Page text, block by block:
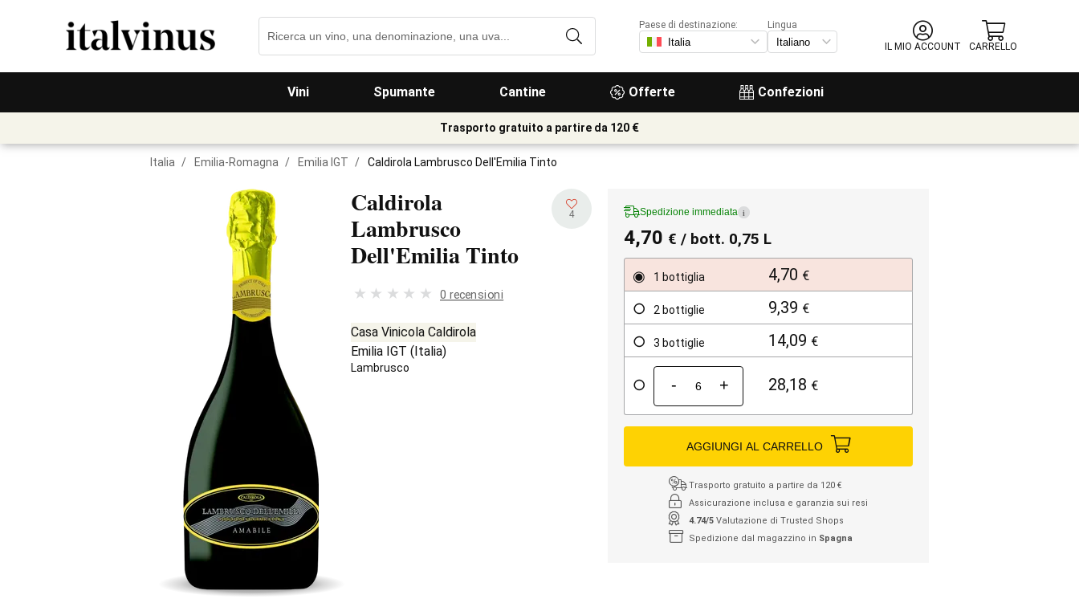
Vini Spumante Cantine Offerte Confezioni
Paese di destinazione:
Lingua
IL MIO ACCOUNT
CARRELLO
Trasporto gratuito a partire da 120 €
Italia / Emilia-Romagna / Emilia IGT / Caldirola Lambrusco Dell'Emilia Tinto
Caldirola
Lambrusco
Dell'Emilia Tinto
4
0 recensioni
Casa Vinicola Caldirola
Emilia IGT (Italia)
Lambrusco
Spedizione immediata i
4,70 € / bott. 0,75 L
1 bottiglia 4,70 €
2 bottiglie 9,39 €
3 bottiglie 14,09 €
- + 28,18 €
AGGIUNGI AL CARRELLO
Trasporto gratuito a partire da 120 €
Assicurazione inclusa e garanzia sui resi
4.74/5 Valutazione di Trusted Shops
Spedizione dal magazzino in Spagna